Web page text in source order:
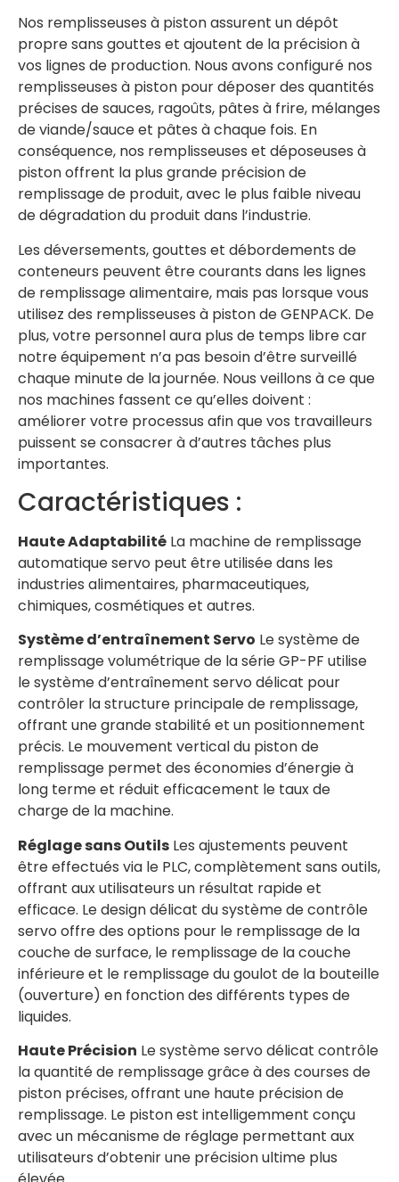
Nos remplisseuses à piston assurent un dépôt
propre sans gouttes et ajoutent de la précision à
vos lignes de production. Nous avons configuré nos
remplisseuses à piston pour déposer des quantités
précises de sauces, ragoûts, pâtes à frire, mélanges
de viande/sauce et pâtes à chaque fois. En
conséquence, nos remplisseuses et déposeuses à
piston offrent la plus grande précision de
remplissage de produit, avec le plus faible niveau
de dégradation du produit dans l’industrie.
Les déversements, gouttes et débordements de
conteneurs peuvent être courants dans les lignes
de remplissage alimentaire, mais pas lorsque vous
utilisez des remplisseuses à piston de GENPACK. De
plus, votre personnel aura plus de temps libre car
notre équipement n’a pas besoin d’être surveillé
chaque minute de la journée. Nous veillons à ce que
nos machines fassent ce qu’elles doivent :
améliorer votre processus afin que vos travailleurs
puissent se consacrer à d’autres tâches plus
importantes.
Caractéristiques :
Haute Adaptabilité La machine de remplissage
automatique servo peut être utilisée dans les
industries alimentaires, pharmaceutiques,
chimiques, cosmétiques et autres.
Système d’entraînement Servo Le système de
remplissage volumétrique de la série GP-PF utilise
le système d’entraînement servo délicat pour
contrôler la structure principale de remplissage,
offrant une grande stabilité et un positionnement
précis. Le mouvement vertical du piston de
remplissage permet des économies d’énergie à
long terme et réduit efficacement le taux de
charge de la machine.
Réglage sans Outils Les ajustements peuvent
être effectués via le PLC, complètement sans outils,
offrant aux utilisateurs un résultat rapide et
efficace. Le design délicat du système de contrôle
servo offre des options pour le remplissage de la
couche de surface, le remplissage de la couche
inférieure et le remplissage du goulot de la bouteille
(ouverture) en fonction des différents types de
liquides.
Haute Précision Le système servo délicat contrôle
la quantité de remplissage grâce à des courses de
piston précises, offrant une haute précision de
remplissage. Le piston est intelligemment conçu
avec un mécanisme de réglage permettant aux
utilisateurs d’obtenir une précision ultime plus